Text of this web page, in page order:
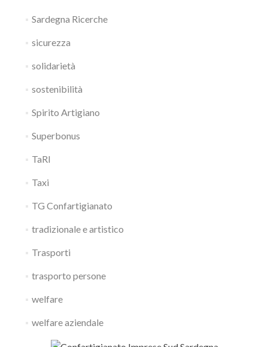
Sardegna Ricerche
sicurezza
solidarietà
sostenibilità
Spirito Artigiano
Superbonus
TaRI
Taxi
TG Confartigianato
tradizionale e artistico
Trasporti
trasporto persone
welfare
welfare aziendale